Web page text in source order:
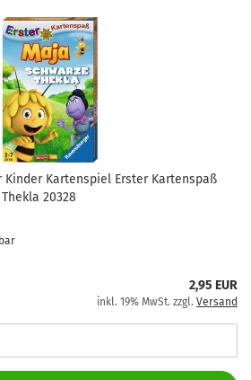
Kinder Kartenspiel Erster Kartenspaß
20328
2,95 EUR
inkl. 19% MwSt. zzgl. Versand